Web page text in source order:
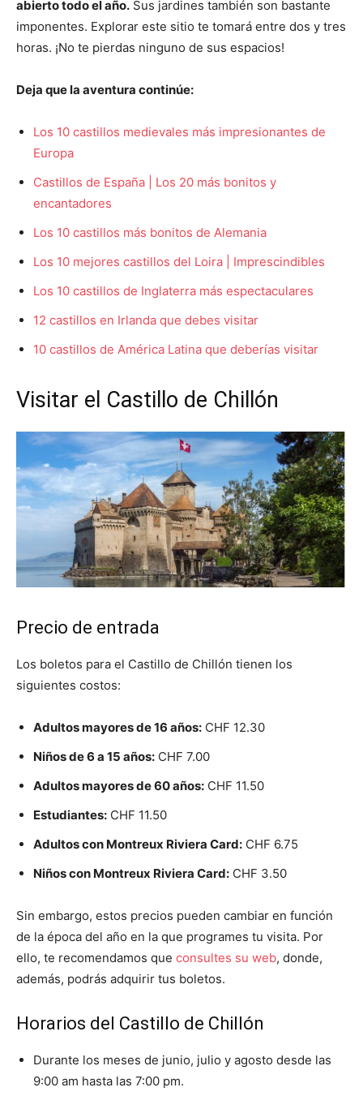
abierto todo el año. Sus jardines también son bastante
imponentes. Explorar este sitio te tomará entre dos y tres
horas. ¡No te pierdas ninguno de sus espacios!
Deja que la aventura continúe:
Los 10 castillos medievales más impresionantes de
Europa
Castillos de España | Los 20 más bonitos y
encantadores
Los 10 castillos más bonitos de Alemania
Los 10 mejores castillos del Loira | Imprescindibles
Los 10 castillos de Inglaterra más espectaculares
12 castillos en Irlanda que debes visitar
10 castillos de América Latina que deberías visitar
Visitar el Castillo de Chillón
Precio de entrada
Los boletos para el Castillo de Chillón tienen los
siguientes costos:
Adultos mayores de 16 años: CHF 12.30
Niños de 6 a 15 años: CHF 7.00
Adultos mayores de 60 años: CHF 11.50
Estudiantes: CHF 11.50
Adultos con Montreux Riviera Card: CHF 6.75
Niños con Montreux Riviera Card: CHF 3.50
Sin embargo, estos precios pueden cambiar en función
de la época del año en la que programes tu visita. Por
ello, te recomendamos que consultes su web, donde,
además, podrás adquirir tus boletos.
Horarios del Castillo de Chillón
Durante los meses de junio, julio y agosto desde las
9:00 am hasta las 7:00 pm.